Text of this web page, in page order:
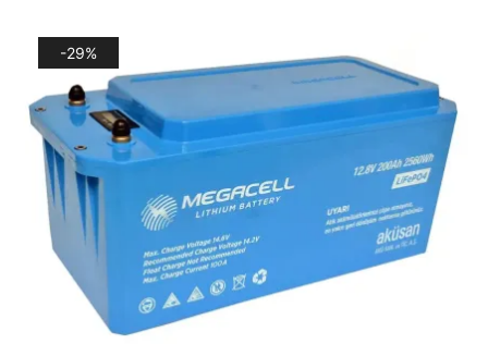
₺31.818,05.
-29%